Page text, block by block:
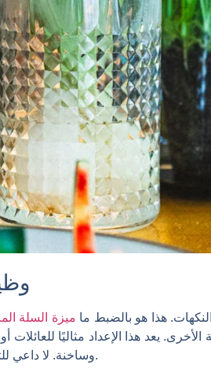
هذا هو بالضبط ما ميزة السلة
يعد هذا الإعداد مثاليًا
وساخنة. لا داعي للتلاعب بأجهزة متعددة أو انتظار انتهاء طبق واحد قبل بدء طبق آخر.